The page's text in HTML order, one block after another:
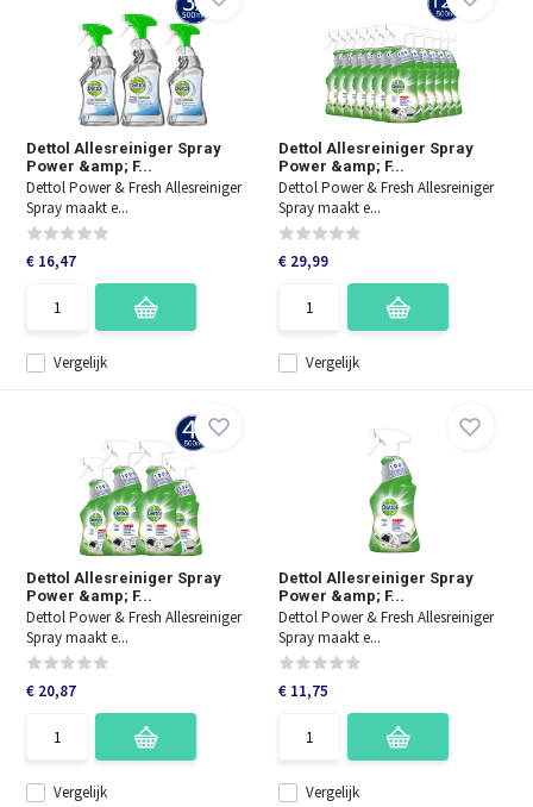
Dettol Allesreiniger Spray
Power &amp; F...
Dettol Power & Fresh Allesreiniger
Spray maakt e...
Vergelijk
€ 16,47
Dettol Allesreiniger Spray
Power &amp; F...
Dettol Power & Fresh Allesreiniger
Spray maakt e...
Vergelijk
€ 29,99
Dettol Allesreiniger Spray
Power &amp; F...
Dettol Power & Fresh Allesreiniger
Spray maakt e...
Vergelijk
€ 20,87
Dettol Allesreiniger Spray
Power &amp; F...
Dettol Power & Fresh Allesreiniger
Spray maakt e...
Vergelijk
€ 11,75